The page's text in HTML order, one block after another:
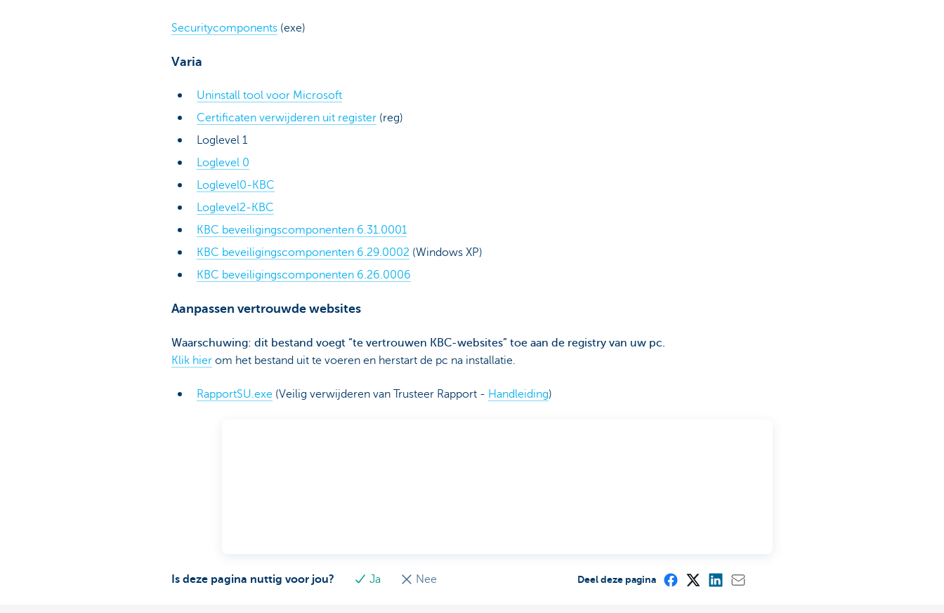
Securitycomponents (exe)
Varia
Uninstall tool voor Microsoft
Certificaten verwijderen uit register (reg)
Loglevel 1
Loglevel 0
Loglevel0-KBC
Loglevel2-KBC
KBC beveiligingscomponenten 6.31.0001
KBC beveiligingscomponenten 6.29.0002 (Windows XP)
KBC beveiligingscomponenten 6.26.0006
Aanpassen vertrouwde websites
Waarschuwing: dit bestand voegt “te vertrouwen KBC-websites” toe aan de registry van uw pc.
Klik hier om het bestand uit te voeren en herstart de pc na installatie.
RapportSU.exe (Veilig verwijderen van Trusteer Rapport - Handleiding)
Is deze pagina nuttig voor jou? Ja Nee Deel deze pagina